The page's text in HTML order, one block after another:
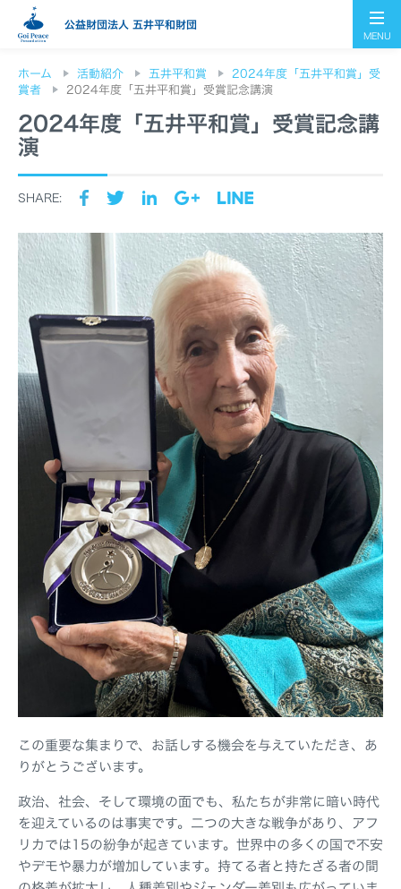
公益財団法人 五井平和財団
MENU
ホーム 活動紹介 五井平和賞
2024年度「五井平和賞」受
賞者
2024年度「五井平和賞」受賞記念講演
2024年度「五井平和賞」受賞記念講
演
SHARE:
この重要な集まりで、お話しする機会を与えていただき、あ
りがとうございます。
政治、社会、そして環境の面でも、私たちが非常に暗い時代
を迎えているのは事実です。二つの大きな戦争があり、アフ
リカでは15の紛争が起きています。世界中の多くの国で不安
やデモや暴力が増加しています。持てる者と持たざる者の間